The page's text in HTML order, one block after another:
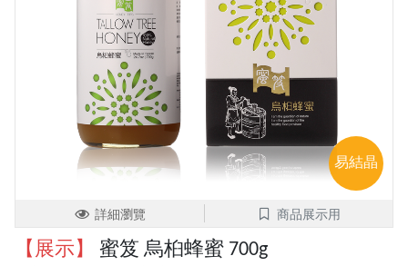
易結晶
詳細瀏覽 商品展示用
【展示】 蜜笈 烏桕蜂蜜 700g